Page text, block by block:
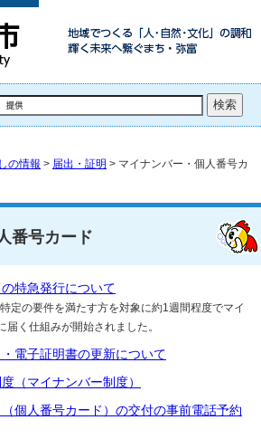
の情報 > 届出・証明 > マイナンバー・個人番号カ
番号カード
特急発行について
定の要件を満たす方を対象に約1週間程度でマイ
く仕組みが開始されました。
電子証明書の更新について
（マイナンバー制度）
個人番号カード）の交付の事前電話予約